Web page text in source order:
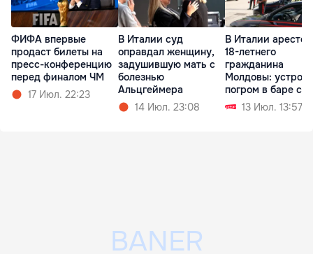
ФИФА впервые
продаст билеты на
пресс-конференцию
перед финалом ЧМ
17 Июл. 22:23
В Италии суд
оправдал женщину,
задушившую мать с
болезнью
Альцгеймера
14 Июл. 23:08
В Италии
18-летнего
гражданина
Молдовы:
погром в баре с
мачете13 Июл. 13:57